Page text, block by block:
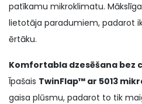
patīkamu mikroklimatu.
lietotāja paradumiem, padarot
ērtāku.
Komfortabla dzesēšana bez
Īpašais TwinFlap™ ar 5013
gaisa plūsmu, padarot to tik